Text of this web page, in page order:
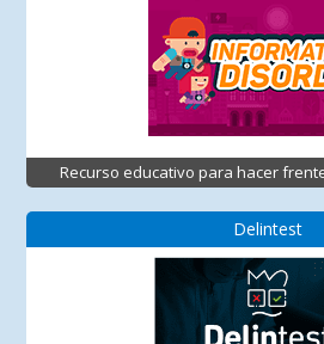
Recurso educativo para hacer
Delintest